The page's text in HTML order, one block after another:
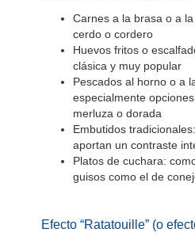
Carnes a la brasa o a
cerdo o cordero
Huevos fritos o
clásica y muy popular
Pescados al horno o a
especialmente
merluza o dorada
Embutidos
aportan un contraste
Platos de cuchara:
guisos como el de
Efecto “Ratatouille” (o